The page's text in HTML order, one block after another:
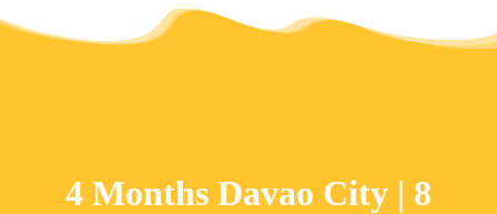
4 Months Davao City | 8